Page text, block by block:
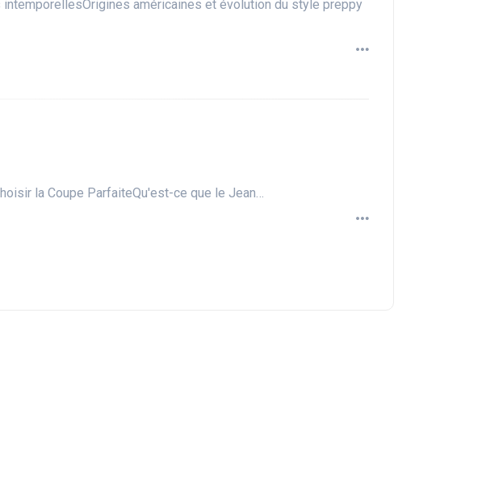
américaines et évolution du style preppy
la Coupe ParfaiteQu'est-ce que le Jean…